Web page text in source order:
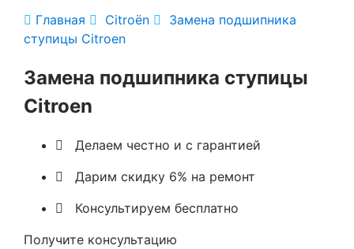
 Главная  Citroën 
Замена подшипника
ступицы Citroen
Замена подшипника ступицы
Citroen
 Делаем честно и с гарантией
 Дарим скидку 6% на ремонт
 Консультируем бесплатно
Получите консультацию